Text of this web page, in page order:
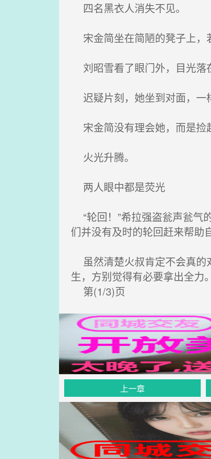
四名黑衣人消失不见。
宋金简坐在简陋的凳子上，
刘昭雪看了眼门外，目光落
迟疑片刻，她坐到对面，一
宋金简没有理会她，而是捡
火光升腾。
两人眼中都是荧光
“轮回！”希拉强盗瓮声瓮气
们并没有及时的轮回赶来帮助
虽然清楚火叔肯定不会真的
生，方别觉得有必要拿出全力。
第(1/3)页
上一章